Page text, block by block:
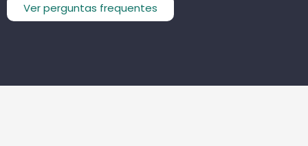
Ver perguntas frequentes